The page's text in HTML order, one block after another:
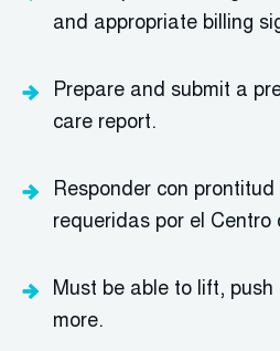
and appropriate billing
Prepare and submit a
care report.
Responder con
requeridas por el Centro
Must be able to lift, push
more.